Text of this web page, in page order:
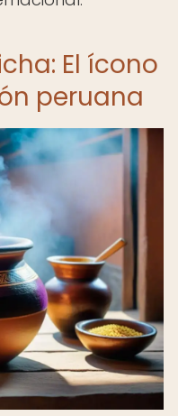
El ícono
peruana